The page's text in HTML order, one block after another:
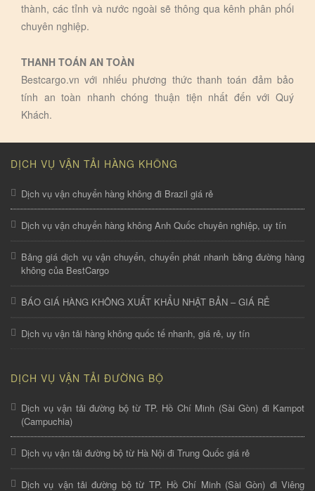
thành, các tỉnh và nước ngoài sẽ thông qua kênh phân phối
chuyên nghiệp.
THANH TOÁN AN TOÀN
Bestcargo.vn với nhiếu phương thức thanh toán đảm bảo
tính an toàn nhanh chóng thuận tiện nhất đến với Quý
Khách.
DỊCH VỤ VẬN TẢI HÀNG KHÔNG
Dịch vụ vận chuyển hàng không đi Brazil giá rẻ
Dịch vụ vận chuyển hàng không Anh Quốc chuyên nghiệp, uy tín
Bảng giá dịch vụ vận chuyển, chuyển phát nhanh bằng đường hàng
không của BestCargo
BÁO GIÁ HÀNG KHÔNG XUẤT KHẨU NHẬT BẢN – GIÁ RẺ
Dịch vụ vận tải hàng không quốc tế nhanh, giá rẻ, uy tín
DỊCH VỤ VẬN TẢI ĐƯỜNG BỘ
Dịch vụ vận tải đường bộ từ TP. Hồ Chí Minh (Sài Gòn) đi Kampot
(Campuchia)
Dịch vụ vận tải đường bộ từ Hà Nội đi Trung Quốc giá rẻ
Dịch vụ vận tải đường bộ từ TP. Hồ Chí Minh (Sài Gòn) đi Viêng